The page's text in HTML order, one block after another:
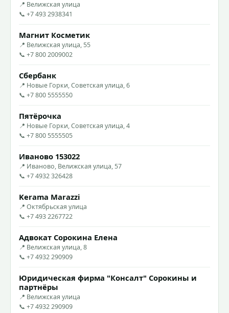
📍 Велижская улица
📞 +7 493 2938341
Магнит Косметик
📍 Велижская улица, 55
📞 +7 800 2009002
Сбербанк
📍 Новые Горки, Советская улица, 6
📞 +7 800 5555550
Пятёрочка
📍 Новые Горки, Советская улица, 4
📞 +7 800 5555505
Иваново 153022
📍 Иваново, Велижская улица, 57
📞 +7 4932 326428
Kerama Marazzi
📍 Октябрьская улица
📞 +7 493 2267722
Адвокат Сорокина Елена
📍 Велижская улица, 8
📞 +7 4932 290909
Юридическая фирма "Консалт" Сорокины и
партнёры
📍 Велижская улица
📞 +7 4932 290909